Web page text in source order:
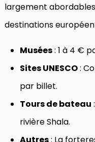
largement
destinations
Musées: 1 à 4 €
Sites UNESCO:
par billet.
Tours de bateau
rivière Shala.
Autres: La